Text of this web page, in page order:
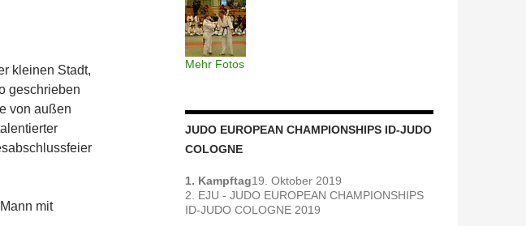
kleinen Stadt,
geschrieben
von außen
mit
Mehr Fotos
JUDO EUROPEAN CHAMPIONSHIPS ID-JUDO
COLOGNE
1. Kampftag19. Oktober 2019
2. EJU - JUDO EUROPEAN CHAMPIONSHIPS
ID-JUDO COLOGNE 2019